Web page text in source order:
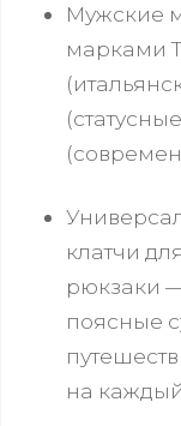
Мужские
марками
клатчи
рюкзаки
поясные
на